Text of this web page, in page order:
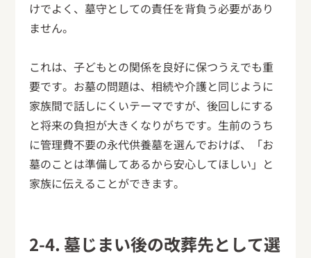
けでよく、墓守としての責任を背負う必要があり
ません。
これは、子どもとの関係を良好に保つうえでも重
要です。お墓の問題は、相続や介護と同じように
家族間で話しにくいテーマですが、後回しにする
と将来の負担が大きくなりがちです。生前のうち
に管理費不要の永代供養墓を選んでおけば、「お
墓のことは準備してあるから安心してほしい」と
家族に伝えることができます。
2-4. 墓じまい後の改葬先として選